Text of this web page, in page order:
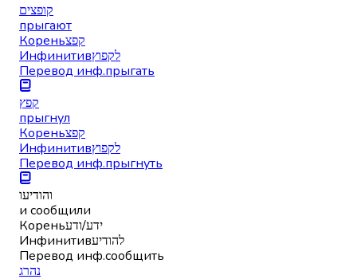
קופצים
прыгают
Кореньקפצ
Инфинитивלקפוץ
Перевод инф.прыгать
קפץ
прыгнул
Кореньקפצ
Инфинитивלקפוץ
Перевод инф.прыгнуть
והודיעו
и сообщили
Кореньידע/ודע
Инфинитивלהודיע
Перевод инф.сообщить
נהרג